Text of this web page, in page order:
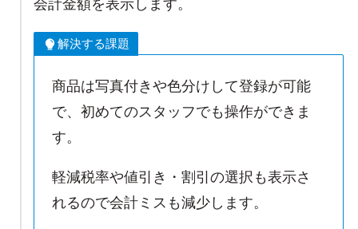
会計金額を表示します。
解決する課題
商品は写真付きや色分けして登録が可能
で、初めてのスタッフでも操作ができま
す。
軽減税率や値引き・割引の選択も表示さ
れるので会計ミスも減少します。